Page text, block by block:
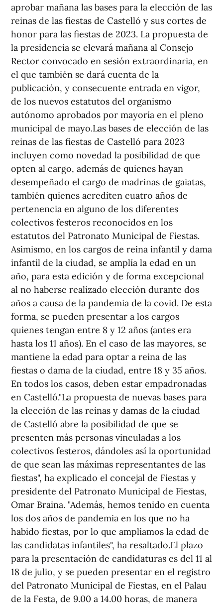
aprobar mañana las bases para la elección de las
reinas de las fiestas de Castelló y sus cortes de
honor para las fiestas de 2023. La propuesta de
la presidencia se elevará mañana al Consejo
Rector convocado en sesión extraordinaria, en
el que también se dará cuenta de la
publicación, y consecuente entrada en vigor,
de los nuevos estatutos del organismo
autónomo aprobados por mayoría en el pleno
municipal de mayo.Las bases de elección de las
reinas de las fiestas de Castelló para 2023
incluyen como novedad la posibilidad de que
opten al cargo, además de quienes hayan
desempeñado el cargo de madrinas de gaiatas,
también quienes acrediten cuatro años de
pertenencia en alguno de los diferentes
colectivos festeros reconocidos en los
estatutos del Patronato Municipal de Fiestas.
Asimismo, en los cargos de reina infantil y dama
infantil de la ciudad, se amplía la edad en un
año, para esta edición y de forma excepcional
al no haberse realizado elección durante dos
años a causa de la pandemia de la covid. De esta
forma, se pueden presentar a los cargos
quienes tengan entre 8 y 12 años (antes era
hasta los 11 años). En el caso de las mayores, se
mantiene la edad para optar a reina de las
fiestas o dama de la ciudad, entre 18 y 35 años.
En todos los casos, deben estar empadronadas
en Castelló."La propuesta de nuevas bases para
la elección de las reinas y damas de la ciudad
de Castelló abre la posibilidad de que se
presenten más personas vinculadas a los
colectivos festeros, dándoles así la oportunidad
de que sean las máximas representantes de las
fiestas", ha explicado el concejal de Fiestas y
presidente del Patronato Municipal de Fiestas,
Omar Braina. "Además, hemos tenido en cuenta
los dos años de pandemia en los que no ha
habido fiestas, por lo que ampliamos la edad de
las candidatas infantiles", ha resaltado.El plazo
para la presentación de candidaturas es del 11 al
18 de julio, y se pueden presentar en el registro
del Patronato Municipal de Fiestas, en el Palau
de la Festa, de 9.00 a 14.00 horas, de manera